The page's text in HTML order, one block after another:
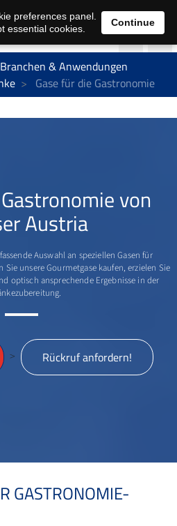
Branchen & Anwendungen
Gase für die Gastronomie
von
Austria
Auswahl an speziellen Gasen für
unsere Gourmetgase kaufen, erzielen Sie
optisch ansprechende Ergebnisse in der
> Rückruf anfordern!
GASTRONOMIE-
preferences panel.
essential cookies.
Continue